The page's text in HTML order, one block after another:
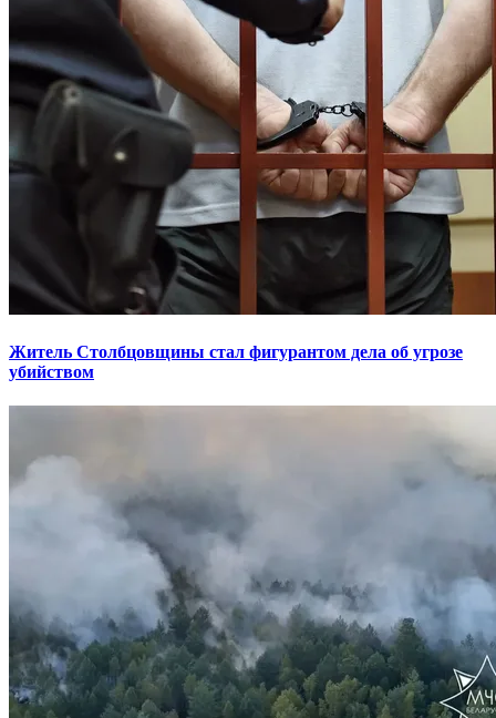
Житель Столбцовщины стал фигурантом дела об угрозе
убийством